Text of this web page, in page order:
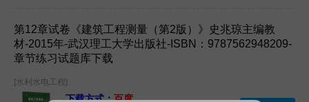
第12章试卷《建筑工程测量（第2版）》史兆琼主编教
材-2015年-武汉理工大学出版社-ISBN：9787562948209-
章节练习试题库下载
[水利水电工程]
下载方式：百度